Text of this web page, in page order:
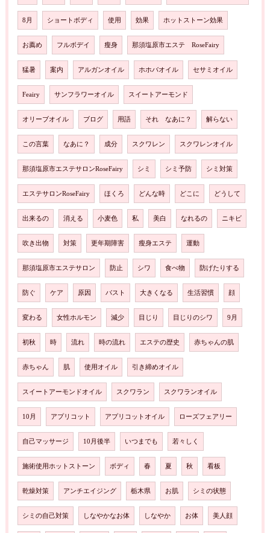
8月 ショートボディ 使用 効果 ホットストーン効果
お薦め フルボデイ 瘦身 那須塩原市エステ RoseFairy
猛暑 案内 アルガンオイル ホホバオイル セサミオイル
Feairy サンフラワーオイル スイートアーモンド
オリーブオイル ブログ 用語 それ なあに？ 解らない
この言葉 なあに？ 成分 スクワレン スクワレンオイル
那須塩原市エステサロンRoseFairy シミ シミ予防 シミ対策
エステサロンRoseFairy ほくろ どんな時 どこに どうして
出来るの 消える 小麦色 私 美白 なれるの ニキビ
吹き出物 対策 更年期障害 瘦身エステ 運動
那須塩原市エステサロン 防止 シワ 食べ物 防げたりする
防ぐ ケア 原因 バスト 大きくなる 生活習慣 顔
変わる 女性ホルモン 減少 目じり 目じりのシワ 9月
初秋 時 流れ 時の流れ エステの歴史 赤ちゃんの肌
赤ちゃん 肌 使用オイル 引き締めオイル
スイートアーモンドオイル スクワラン スクワランオイル
10月 アプリコット アプリコットオイル ローズフェアリー
自己マッサージ 10月後半 いつまでも 若々しく
施術使用ホットストーン ボディ 春 夏 秋 看板
乾燥対策 アンチエイジング 栃木県 お肌 シミの状態
シミの自己対策 しなやかなお体 しなやか お体 美人顔